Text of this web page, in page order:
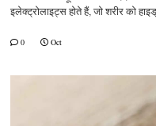
इलेक्ट्रोलाइट्स होते हैं, जो शरीर को
0 Oct